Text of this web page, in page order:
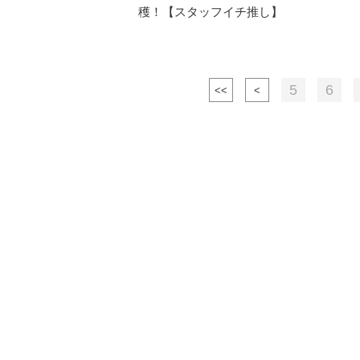
穫！【スタッフイチ推し】
5 6